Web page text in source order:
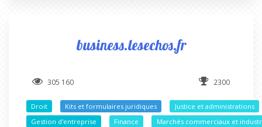
business.lesechos.fr
305 160 2300
Droit Kits et formulaires juridiques
Justice et administrations
Gestion d'entreprise
Finance
Marchés commerciaux et